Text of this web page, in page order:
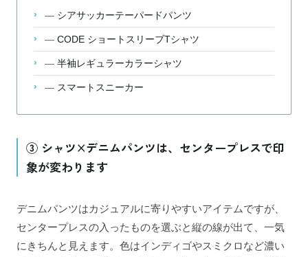
— シアサッカーテーパードパンツ
— CODE ショートスリーブTシャツ
— 半袖レギュラーカラーシャツ
— スマートスニーカー
③ シャツ×デニムパンツは、センタープレスで印
象が変わります
デニムパンツはカジュアルに寄りやすいアイテムですが、
センタープレスの入ったものを選ぶと縦の線が出て、一気
にきちんと見えます。色はインディゴやスミクロなど濃い